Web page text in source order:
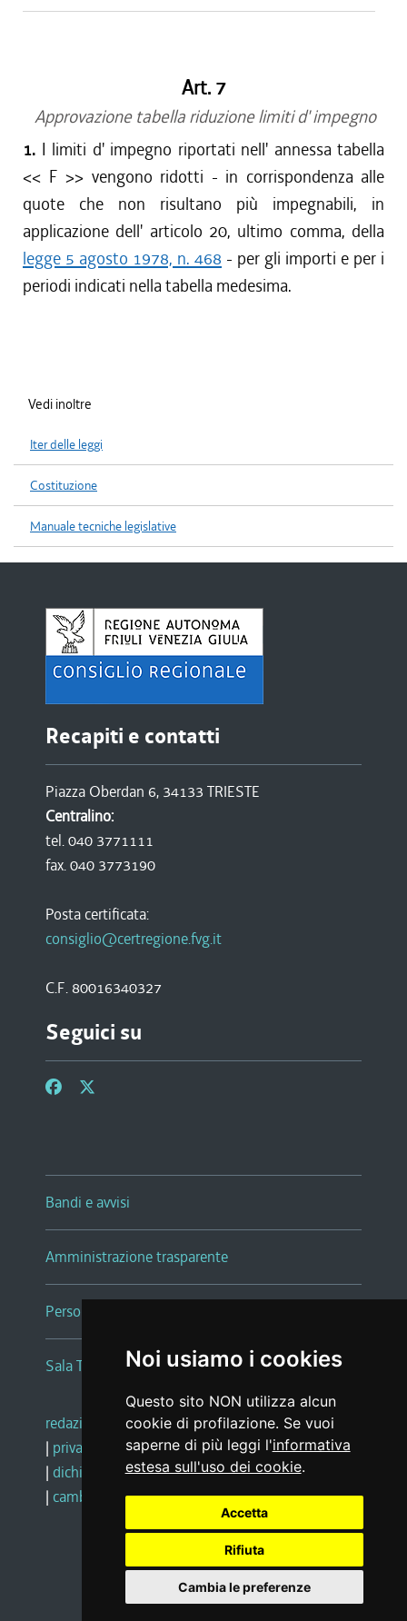
Noi usiamo i cookies
Questo sito NON utilizza alcun
cookie di profilazione. Se vuoi
saperne di più leggi l'informativa
estesa sull'uso dei cookie.
Accetta
Rifiuta
Cambia le preferenze
Art. 7
Approvazione tabella riduzione limiti d' impegno
1. I limiti d' impegno riportati nell' annessa tabella
<< F >> vengono ridotti - in corrispondenza alle
quote che non risultano più impegnabili, in
applicazione dell' articolo 20, ultimo comma, della
legge 5 agosto 1978, n. 468 - per gli importi e per i
periodi indicati nella tabella medesima.
Vedi inoltre
Iter delle leggi
Costituzione
Manuale tecniche legislative
Recapiti e contatti
Piazza Oberdan 6, 34133 TRIESTE
Centralino:
tel. 040 3771111
fax. 040 3773190
Posta certificata:
consiglio@certregione.fvg.it
C.F. 80016340327
Seguici su
Bandi e avvisi
Amministrazione trasparente
Persone e Uffici
Sala Tiziano Tessitori
redazione web |note legali |glossario
| privacy
social media policy
| dichiarazione di accessibilità |feedback
| cambio preferenze cookie
Realizzato da